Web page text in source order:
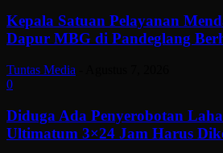
Kepala Satuan Pelayanan
Dapur MBG di Pandeglang
Tuntas Media
0
Diduga Ada Penyerobotan
Ultimatum 3×24 Jam Harus